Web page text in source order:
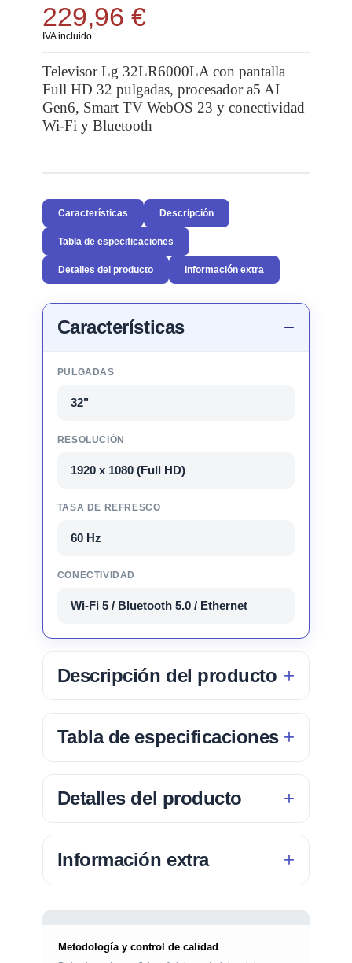
229,96 €
IVA incluido
Televisor Lg 32LR6000LA con pantalla
Full HD 32 pulgadas, procesador a5 AI
Gen6, Smart TV WebOS 23 y conectividad
Wi-Fi y Bluetooth
Características Descripción
Tabla de especificaciones
Detalles del producto Información extra
Características
PULGADAS
32"
RESOLUCIÓN
1920 x 1080 (Full HD)
TASA DE REFRESCO
60 Hz
CONECTIVIDAD
Wi-Fi 5 / Bluetooth 5.0 / Ethernet
Descripción del producto
Tabla de especificaciones
Detalles del producto
Información extra
Metodología y control de calidad